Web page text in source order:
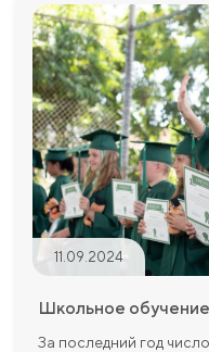
11.09.2024
Школьное
За последний год